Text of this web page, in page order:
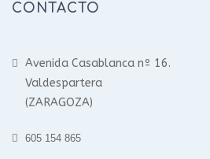
CONTACTO
Avenida Casablanca nº 16.
Valdespartera
(ZARAGOZA)
605 154 865